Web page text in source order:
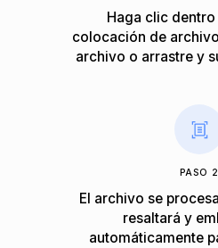
Haga clic
colocación de
archivo o arrastre y
PASO 2
El archivo se
resaltará y
automáticamente